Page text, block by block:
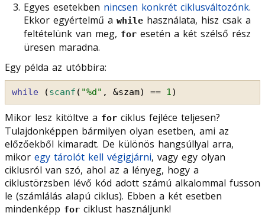
Egyes esetekben nincsen konkrét ciklusváltozónk.
Ekkor egyértelmű a while használata, hisz csak a
feltételünk van meg, for esetén a két szélső rész
üresen maradna.
Egy példa az utóbbira:
while (scanf ( "%d" , &szam) == 1)
Mikor lesz kitöltve a for ciklus fejléce teljesen?
Tulajdonképpen bármilyen olyan esetben, ami az
előzőekből kimaradt. De különös hangsúllyal arra,
mikor egy tárolót kell végigjárni, vagy egy olyan
ciklusról van szó, ahol az a lényeg, hogy a
ciklustörzsben lévő kód adott számú alkalommal fusson
le (számlálás alapú ciklus). Ebben a két esetben
mindenképp for ciklust használjunk!